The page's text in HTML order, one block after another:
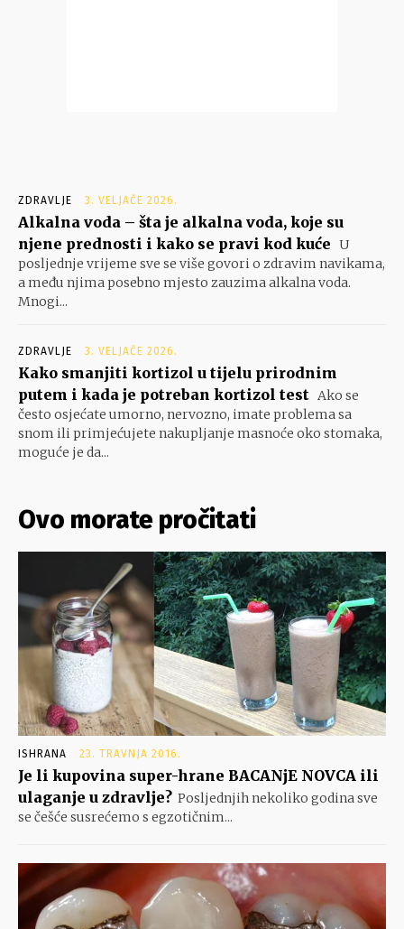
ZDRAVLJE 3. VELJAČE 2026.
Alkalna voda – šta je alkalna voda, koje su
njene prednosti i kako se pravi kod kuće U
posljednje vrijeme sve se više govori o zdravim navikama,
a među njima posebno mjesto zauzima alkalna voda.
Mnogi...
ZDRAVLJE 3. VELJAČE 2026.
Kako smanjiti kortizol u tijelu prirodnim
putem i kada je potreban kortizol test Ako se
često osjećate umorno, nervozno, imate problema sa
snom ili primjećujete nakupljanje masnoće oko stomaka,
moguće je da...
Ovo morate pročitati
ISHRANA 23. TRAVNJA 2016.
Je li kupovina super-hrane BACANjE NOVCA ili
ulaganje u zdravlje? Posljednjih nekoliko godina sve
se češće susrećemo s egzotičnim...